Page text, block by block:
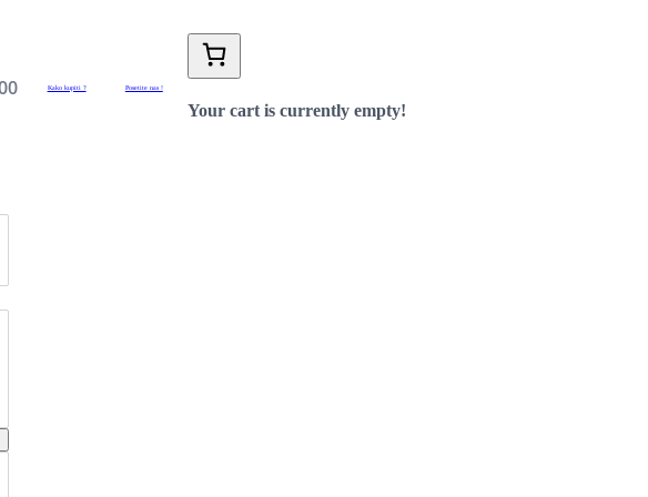
Kako kupiti ? Posetite nas !
Your cart is currently empty!